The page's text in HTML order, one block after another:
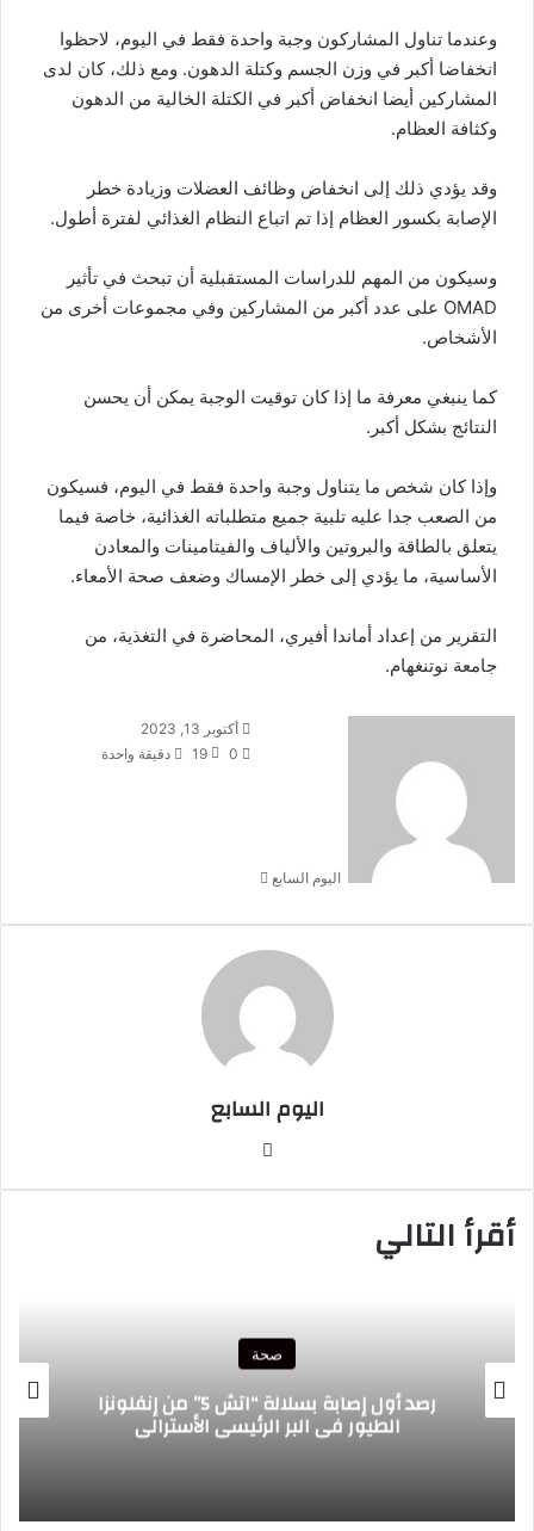
وعندما تناول المشاركون وجبة واحدة فقط في اليوم، لاحظوا
انخفاضا أكبر في وزن الجسم وكتلة الدهون. ومع ذلك، كان لدى
المشاركين أيضا انخفاض أكبر في الكتلة الخالية من الدهون
وكثافة العظام.
وقد يؤدي ذلك إلى انخفاض وظائف العضلات وزيادة خطر
الإصابة بكسور العظام إذا تم اتباع النظام الغذائي لفترة أطول.
وسيكون من المهم للدراسات المستقبلية أن تبحث في تأثير
OMAD على عدد أكبر من المشاركين وفي مجموعات أخرى من
الأشخاص.
كما ينبغي معرفة ما إذا كان توقيت الوجبة يمكن أن يحسن
النتائج بشكل أكبر.
وإذا كان شخص ما يتناول وجبة واحدة فقط في اليوم، فسيكون
من الصعب جدا عليه تلبية جميع متطلباته الغذائية، خاصة فيما
يتعلق بالطاقة والبروتين والألياف والفيتامينات والمعادن
الأساسية، ما يؤدي إلى خطر الإمساك وضعف صحة الأمعاء.
التقرير من إعداد أماندا أفيري، المحاضرة في التغذية، من
جامعة نوتنغهام.
اليوم السابع
أرسل
بريدا
أكتوبر 13, 2023
0
19 دقيقة واحدة
اليوم السابع
أقرأ التالي
رصد أول إصابة بسلالة “اتش 5” من إنفلونزا
الطيور في البر الرئيسي الأسترالي